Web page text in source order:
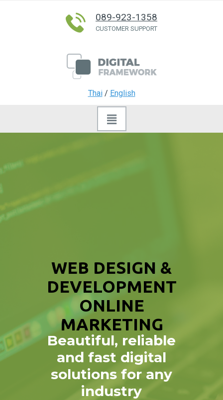
089-923-1358
CUSTOMER SUPPORT
Thai/ English
WEB DESIGN &
DEVELOPMENT
ONLINE
MARKETING
Beautiful, reliable
and fast digital
solutions for any
industry